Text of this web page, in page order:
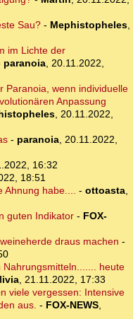
Sau?- Mephistopheles,
im Lichte der
paranoia, 20.11.2022,
Paranoia, wenn individuelle
Anpassung
, 20.11.2022,
- paranoia, 20.11.2022,
16:32
18:51
Ahnung habe.... - ottoasta,
guten Indikator- FOX-
draus machen -
heute
, 21.11.2022, 17:33
viele vergessen: Intensive
aus. - FOX-NEWS,